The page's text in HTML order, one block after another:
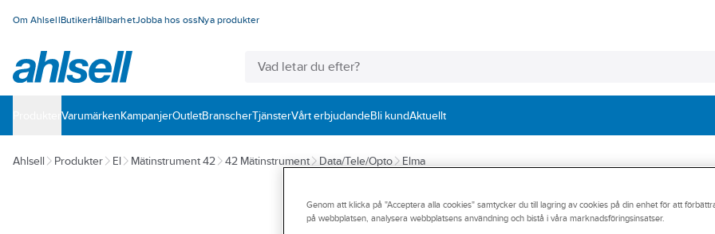
Om AhlsellButikerHållbarhetJobba hos ossNya produkter
VarumärkenKampanjerOutletBranscherTjänsterVårt erbjudandeBli kundAktuellt
Ahlsell Produkter El Mätinstrument 42 42 Mätinstrument Data/Tele/Opto Elma
ELMA
Nätverkstestare
Genom att klicka på "Acceptera alla cookies" samtycker du till lagring av cookies på din enhet för att
på webbplatsen, analysera webbplatsens användning och bistå i våra marknadsföringsinsatser.